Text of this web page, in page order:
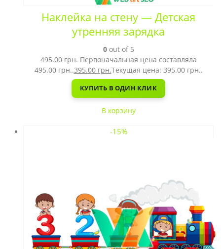
Наклейка на стену — Детская
утренняя зарядка
0out of 5
495.00грн. Первоначальная цена составляла
495.00 грн..395.00 грн.Текущая цена: 395.00 грн..
КУПИТЬ В ОДИН КЛИК
В корзину
-15%